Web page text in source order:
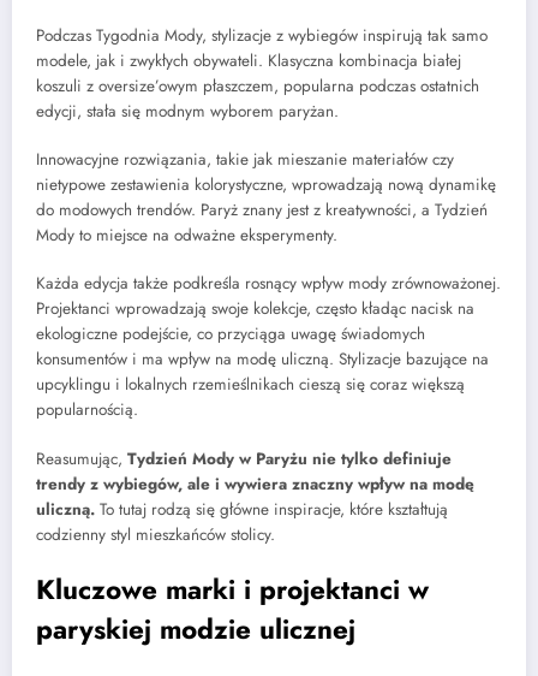
Podczas Tygodnia Mody, stylizacje z wybiegów inspirują tak samo
modele, jak i zwykłych obywateli. Klasyczna kombinacja białej
koszuli z oversize’owym płaszczem, popularna podczas ostatnich
edycji, stała się modnym wyborem paryżan.
Innowacyjne rozwiązania, takie jak mieszanie materiałów czy
nietypowe zestawienia kolorystyczne, wprowadzają nową dynamikę
do modowych trendów. Paryż znany jest z kreatywności, a Tydzień
Mody to miejsce na odważne eksperymenty.
Każda edycja także podkreśla rosnący wpływ mody zrównoważonej.
Projektanci wprowadzają swoje kolekcje, często kładąc nacisk na
ekologiczne podejście, co przyciąga uwagę świadomych
konsumentów i ma wpływ na modę uliczną. Stylizacje bazujące na
upcyklingu i lokalnych rzemieślnikach cieszą się coraz większą
popularnością.
Reasumując, Tydzień Mody w Paryżu nie tylko definiuje
trendy z wybiegów, ale i wywiera znaczny wpływ na modę
uliczną. To tutaj rodzą się główne inspiracje, które kształtują
codzienny styl mieszkańców stolicy.
Kluczowe marki i projektanci w
paryskiej modzie ulicznej